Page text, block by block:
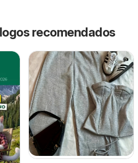
recomendados